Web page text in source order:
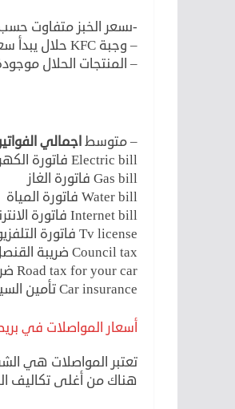
-ىسعر الخبز متفاوت حسب الأنواع،
– وجبة KFC حلال يبدأ سعرها من 2£ حتى 6£
– المنتجات الحلال
– متوسطاجمالي
Electric bill فاتورة الكهرباء
Gas bill فاتورة الغاز
Water bill فاتورة المياة
Internet bill فاتورة الانترنت
Tv license فاتورة التلفزيون
Council tax ضريبة القنصل
Road tax for your car ضريبة الطريق للسيارات
Car insurance تأمين السيارة
أسعار المواصلات في
تعتبر المواصلات هي
هناك من أغلى تكاليف